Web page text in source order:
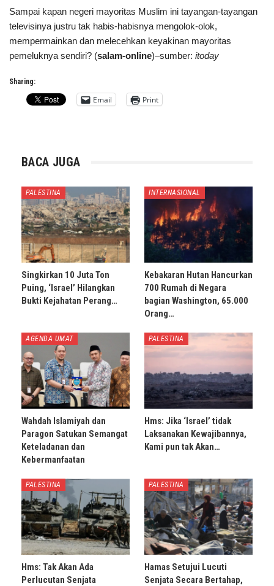
Sampai kapan negeri mayoritas Muslim ini tayangan-tayangan
televisinya justru tak habis-habisnya mengolok-olok,
mempermainkan dan melecehkan keyakinan mayoritas
pemeluknya sendiri? (salam-online)–sumber: itoday
Sharing:
Email Print
BACA JUGA
PALESTINA
Singkirkan 10 Juta Ton
Puing, ‘Israel’ Hilangkan
Bukti Kejahatan Perang…
INTERNASIONAL
Kebakaran Hutan Hancurkan
700 Rumah di Negara
bagian Washington, 65.000
Orang…
AGENDA UMAT
Wahdah Islamiyah dan
Paragon Satukan Semangat
Keteladanan dan
Kebermanfaatan
PALESTINA
Hms: Jika ‘Israel’ tidak
Laksanakan Kewajibannya,
Kami pun tak Akan…
PALESTINA
Hms: Tak Akan Ada
Perlucutan Senjata
PALESTINA
Hamas Setujui Lucuti
Senjata Secara Bertahap,